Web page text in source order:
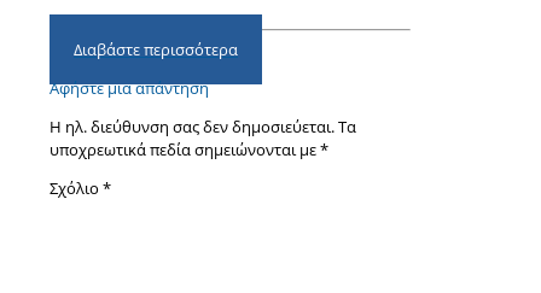
Διαβάστε περισσότερα
Αφήστε μια απάντηση
Η ηλ. διεύθυνση σας δεν δημοσιεύεται.Τα
υποχρεωτικά πεδία σημειώνονται με*
Σχόλιο *